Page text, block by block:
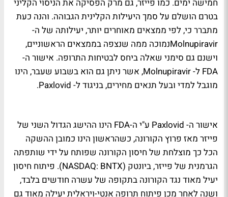
חמישה ימים. כמו פייזר, גם מרק הפסיקה את הניסוי הקליני
בטרם הושלם על סמך היעילות הקלינית הגבוהה. והנה כעת
מתברר כי, לפי ממצאים מאוחרים יותר, יעילותה של ה-
Molnupiravirנמוכה ממה שנצפה בממצאים הראשוניים,
וישנם גם סימני שאלה ביחס לבטיחות התרופה. אישור ה-
FDA ל- Molnupiravir, אשר ניתן גם הוא בשבוע שעבר, הינו
מוגבל למדי ובעל תנאים מחירים, בניגוד ל- Paxlovid.
אישור ה- Paxlovid ע"י ה-FDA הינו ההישג הגדול השני של
פייזר מאז פרוץ הקורונה, כשהראשון הינו כמובן ההשקה
הכל כך מוצלחת של חיסון הקורונה שפותח על ידי שותפתה
הגרמנית של פייזר, ביונטק (NASDAQ: BNTX). פיתוח חיסון
יעיל מאוד נגד הקורונה בתקופה של עשרה חודשים בלבד,
ושנה לאחר מכן פיתוח תרופה אנטי-ויראלית יעילה מאוד גם